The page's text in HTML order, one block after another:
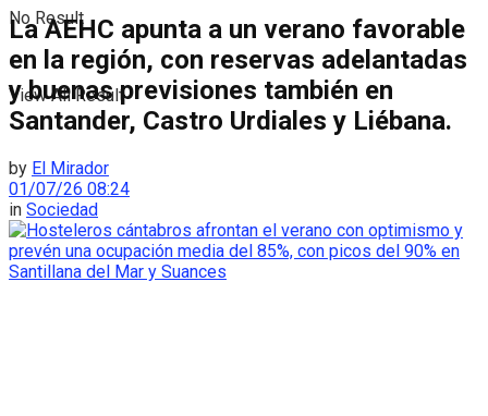
No Result
View All Result
La AEHC apunta a un verano favorable
en la región, con reservas adelantadas
y buenas previsiones también en
Santander, Castro Urdiales y Liébana.
by El Mirador
01/07/26 08:24
in Sociedad